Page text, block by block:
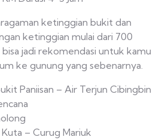
ketinggian bukit dan
ketinggian mulai dari 700
jadi rekomendasi untuk kamu
ke gunung yang sebenarnya.
Paniisan – Air Terjun Cibingbin
– Curug Mariuk